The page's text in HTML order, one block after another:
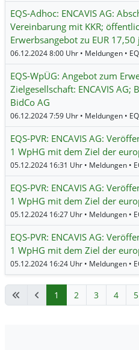
EQS-Adhoc: ENCAVIS AG:
Vereinbarung mit KKR;
Erwerbsangebot zu EUR
EQS-WpÜG: Angebot zum
Zielgesellschaft: ENCAVIS AG;
BidCo AG
EQS-PVR: ENCAVIS AG:
1 WpHG mit dem Ziel der
EQS-PVR: ENCAVIS AG:
1 WpHG mit dem Ziel der
EQS-PVR: ENCAVIS AG:
1 WpHG mit dem Ziel der
1 2 3 4 5